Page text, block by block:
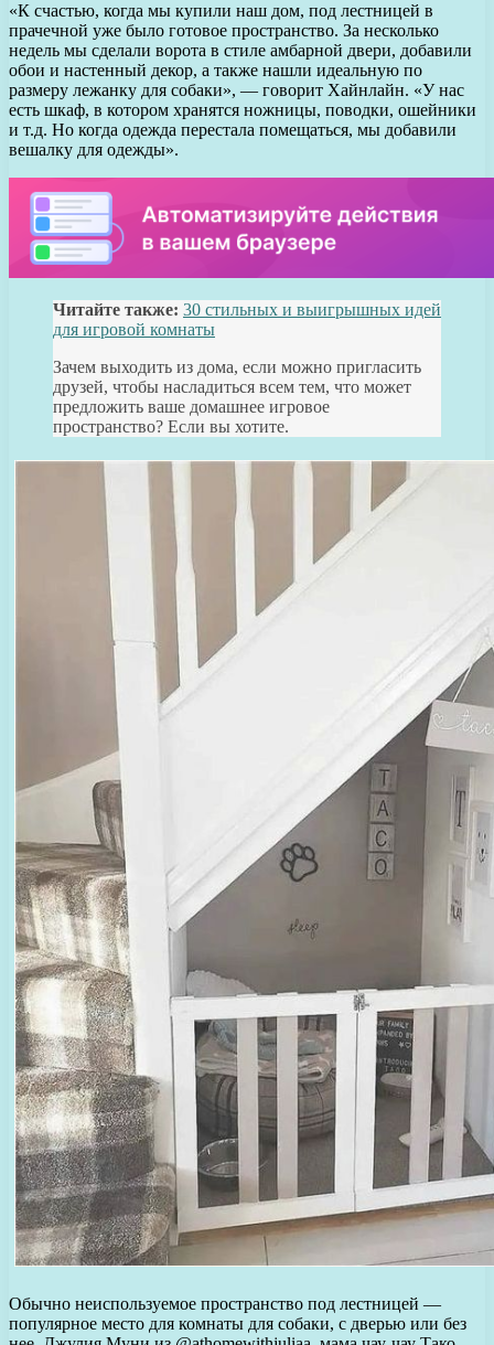
«К счастью, когда мы купили наш дом, под лестницей в
прачечной уже было готовое пространство. За несколько
недель мы сделали ворота в стиле амбарной двери, добавили
обои и настенный декор, а также нашли идеальную по
размеру лежанку для собаки», — говорит Хайнлайн. «У нас
есть шкаф, в котором хранятся ножницы, поводки, ошейники
и т.д. Но когда одежда перестала помещаться, мы добавили
вешалку для одежды».
Читайте также: 30 стильных и выигрышных идей
для игровой комнаты
Зачем выходить из дома, если можно пригласить
друзей, чтобы насладиться всем тем, что может
предложить ваше домашнее игровое
пространство? Если вы хотите.
Обычно неиспользуемое пространство под лестницей —
популярное место для комнаты для собаки, с дверью или без